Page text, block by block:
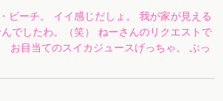
ビーチ。 イイ感じだしょ。 我が家が見える
でしたわ。（笑） ねーさんのリクエストで
お目当てのスイカジュースげっちゃ。 ぶっ